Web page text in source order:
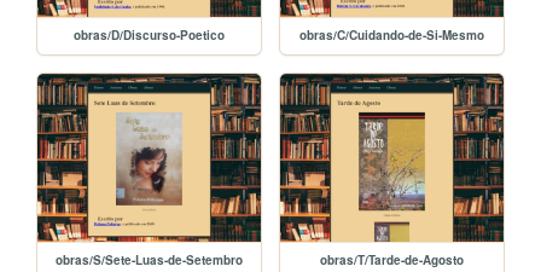
obras/D/Discurso-Poetico obras/C/Cuidando-de-Si-Mesmo
obras/S/Sete-Luas-de-Setembro obras/T/Tarde-de-Agosto